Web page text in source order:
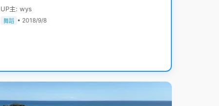
UP主: wys
舞蹈 • 2018/9/8